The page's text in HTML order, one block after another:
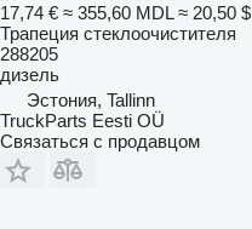
17,74 € ≈ 355,60 MDL ≈ 20,50 $
Трапеция стеклоочистителя
288205
дизель
Эстония, Tallinn
TruckParts Eesti OÜ
Связаться с продавцом